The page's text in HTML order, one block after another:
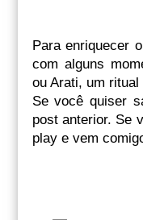
Para enriquecer
com alguns
ou Arati, um
Se você quiser
post anterior. Se
play e vem